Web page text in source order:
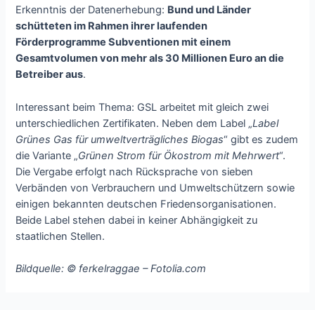
Erkenntnis der Datenerhebung: Bund und Länder
schütteten im Rahmen ihrer laufenden
Förderprogramme Subventionen mit einem
Gesamtvolumen von mehr als 30 Millionen Euro an die
Betreiber aus.
Interessant beim Thema: GSL arbeitet mit gleich zwei
unterschiedlichen Zertifikaten. Neben dem Label „Label
Grünes Gas für umweltverträgliches Biogas“ gibt es zudem
die Variante „Grünen Strom für Ökostrom mit Mehrwert“.
Die Vergabe erfolgt nach Rücksprache von sieben
Verbänden von Verbrauchern und Umweltschützern sowie
einigen bekannten deutschen Friedensorganisationen.
Beide Label stehen dabei in keiner Abhängigkeit zu
staatlichen Stellen.
Bildquelle: © ferkelraggae – Fotolia.com